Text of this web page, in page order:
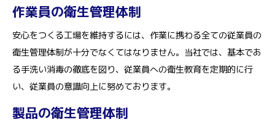
作業員の衛生管理体制
安心をつくる工場を維持するには、作業に携わる全ての従業員の
衛生管理体制が十分でなくてはなりません。当社では、基本であ
る手洗い消毒の徹底を図り、従業員への衛生教育を定期的に行
い、従業員の意識向上に努めております。
製品の衛生管理体制